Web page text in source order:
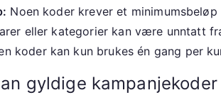
Noen koder krever et
eller kategorier kan være unntatt
koder kan kun brukes én gang per
gyldige kampanjekoder